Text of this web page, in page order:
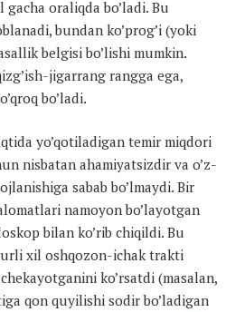
oraliqda bo’ladi. Bu
bundan ko’prog’i (yoki
belgisi bo’lishi mumkin.
jigarrang rangga ega,
bo’ladi.
yo’qotiladigan temir miqdori
nisbatan ahamiyatsizdir va o’z-
sabab bo’lmaydi. Bir
namoyon bo’layotgan
bilan ko’rib chiqildi. Bu
xil oshqozon-ichak trakti
ko’rsatdi (masalan,
qon quyilishi sodir bo’ladigan